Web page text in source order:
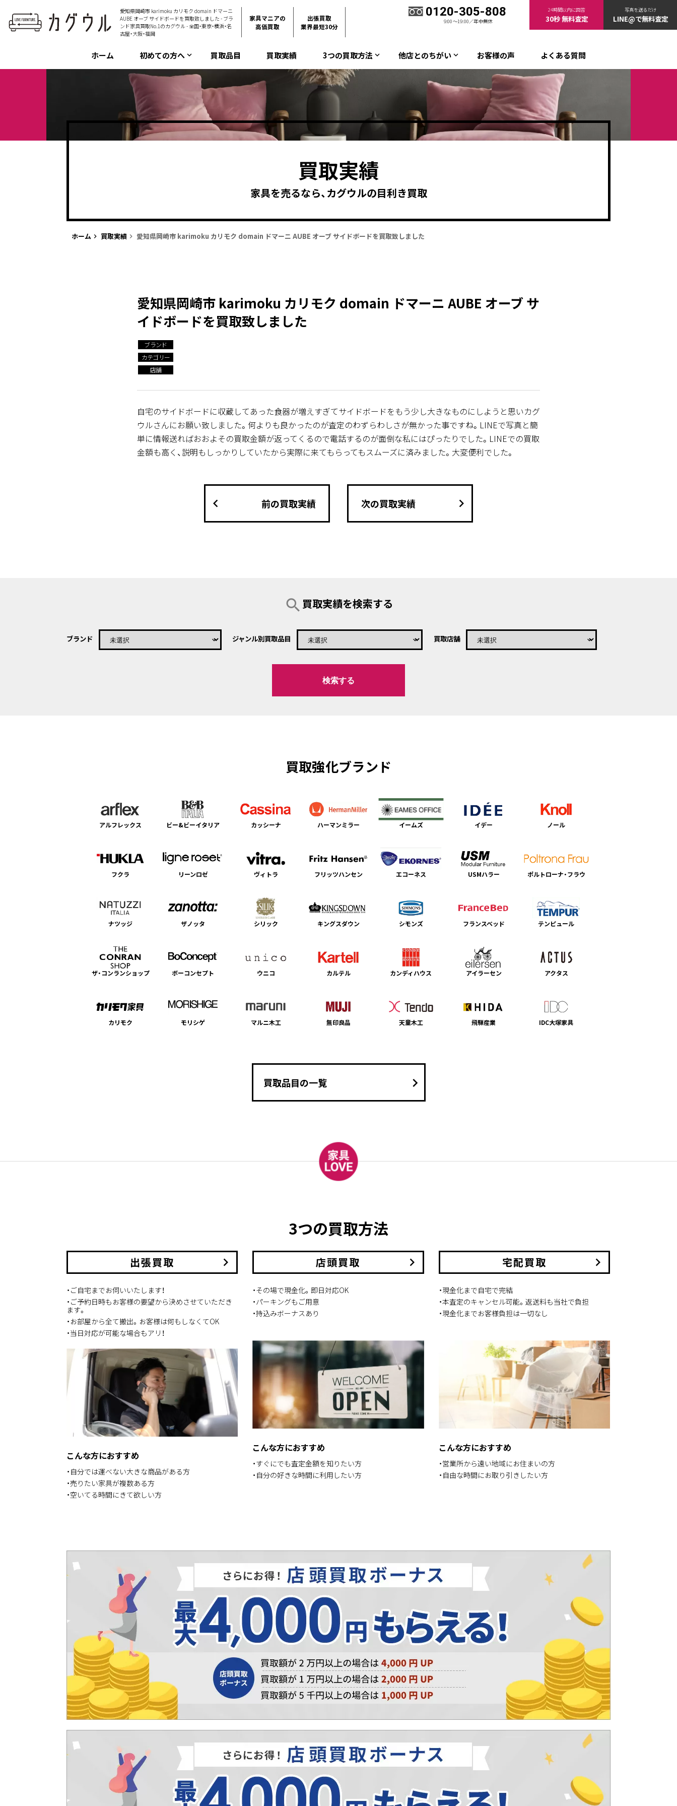
愛知県岡崎市 karimoku カリモク domain ドマーニ
AUBE オーブ サイドボードを買取致しました - ブラ
ンド家具買取No.1のカグウル - 全国・東京・横浜・名
古屋・大阪・福岡
家具マニアの
高価買取
出張買取
業界最短30分
0120-305-808
9:00〜19:00／年中無休
24時間以内に回答
30秒 無料査定
写真を送るだけ
LINE@で無料査定
ホーム 初めての方へ keyboard_arrow_down 買取品目 買取実績 3つの買取方法 keyboard_arrow_down 他店とのちがいkeyboard_arrow_down お客様の声 よくある質問
買取実績
家具を売るなら、カグウルの目利き買取
ホーム keyboard_arrow_right 買取実績 keyboard_arrow_right 愛知県岡崎市 karimoku カリモク domain ドマーニ AUBE オーブ サイドボードを買取致しました
愛知県岡崎市 karimoku カリモク domain ドマーニ AUBE オーブ サ
イドボードを買取致しました
ブランド
カテゴリー
店舗
自宅のサイドボードに収蔵してあった食器が増えすぎてサイドボードをもう少し大きなものにしようと思いカグ
ウルさんにお願い致しました。何よりも良かったのが査定のわずらわしさが無かった事ですね。LINEで写真と簡
単に情報送ればおおよその買取金額が返ってくるので電話するのが面倒な私にはぴったりでした。LINEでの買取
金額も高く、説明もしっかりしていたから実際に来てもらってもスムーズに済みました。大変便利でした。
前の買取実績
keyboard_arrow_left 次の買取実績 keyboard_arrow_right
search買取実績を検索する
ブランド keyboard_arrow_down ジャンル別買取品目 keyboard_arrow_down 買取店舗 keyboard_arrow_down
買取強化ブランド
アルフレックス ビー&ビーイタリア カッシーナ ハーマンミラー イームズ イデー ノール
フクラ リーンロゼ ヴィトラ フリッツハンセン エコーネス USMハラー ポルトローナ・フラウ
ナツッジ ザノッタ シリック キングスダウン シモンズ フランスベッド テンピュール
ザ・コンランショップ ボーコンセプト ウニコ カルテル カンディハウス アイラーセン アクタス
カリモク モリシゲ マルニ木工 無印良品 天童木工 飛騨産業 IDC大塚家具
買取品目の一覧 keyboard_arrow_right
3つの買取方法
出張買取 keyboard_arrow_right
・ご自宅までお伺いいたします！
・ご予約日時もお客様の要望から決めさせていただき
ます。
・お部屋から全て搬出。お客様は何もしなくてOK
・当日対応が可能な場合もアリ！
こんな方におすすめ
・自分では運べない大きな商品がある方
・売りたい家具が複数ある方
・空いてる時間にきて欲しい方
店頭買取 keyboard_arrow_right
・その場で現金化。即日対応OK
・パーキングもご用意
・持込みボーナスあり
こんな方におすすめ
・すぐにでも査定金額を知りたい方
・自分の好きな時間に利用したい方
宅配買取 keyboard_arrow_right
・現金化まで自宅で完結
・本査定のキャンセル可能。返送料も当社で負担
・現金化までお客様負担は一切なし
こんな方におすすめ
・営業所から遠い地域にお住まいの方
・自由な時間にお取り引きしたい方